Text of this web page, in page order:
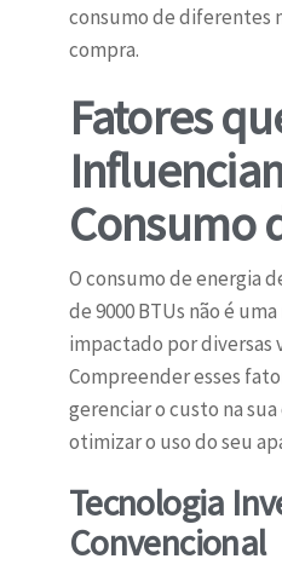
consumo de diferentes
compra.
Fatores
Consumo
O consumo de energia
de 9000 BTUs não é
impactado por diversas
Compreender esses
gerenciar o custo na
otimizar o uso do seu
Tecnologia
Convencional